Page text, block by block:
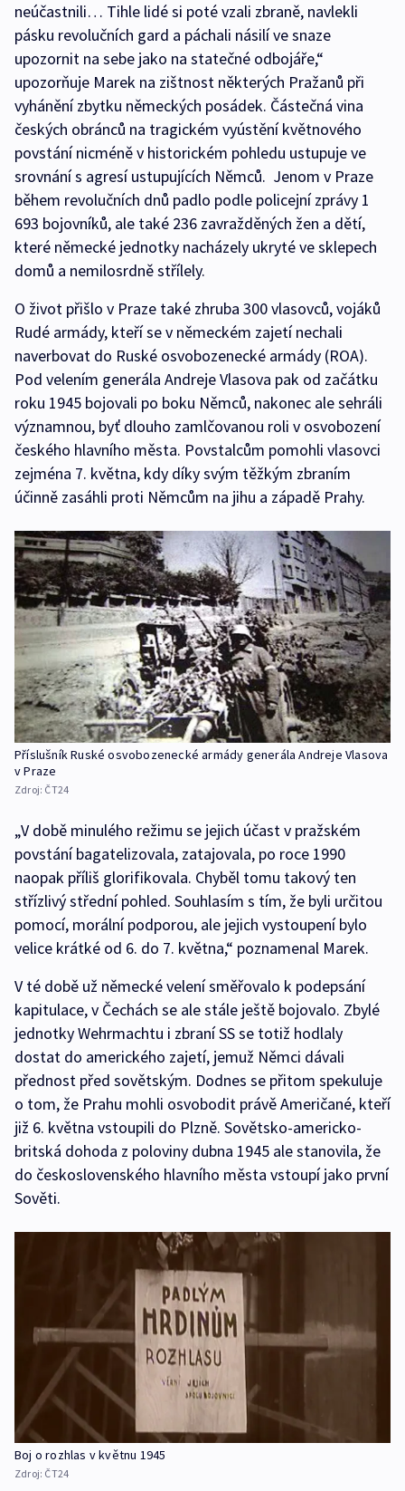
neúčastnili… Tihle lidé si poté vzali zbraně, navlekli
pásku revolučních gard a páchali násilí ve snaze
upozornit na sebe jako na statečné odbojáře,“
upozorňuje Marek na zištnost některých Pražanů při
vyhánění zbytku německých posádek. Částečná vina
českých obránců na tragickém vyústění květnového
povstání nicméně v historickém pohledu ustupuje ve
srovnání s agresí ustupujících Němců. Jenom v Praze
během revolučních dnů padlo podle policejní zprávy 1
693 bojovníků, ale také 236 zavražděných žen a dětí,
které německé jednotky nacházely ukryté ve sklepech
domů a nemilosrdně střílely.
O život přišlo v Praze také zhruba 300 vlasovců, vojáků
Rudé armády, kteří se v německém zajetí nechali
naverbovat do Ruské osvobozenecké armády (ROA).
Pod velením generála Andreje Vlasova pak od začátku
roku 1945 bojovali po boku Němců, nakonec ale sehráli
významnou, byť dlouho zamlčovanou roli v osvobození
českého hlavního města. Povstalcům pomohli vlasovci
zejména 7. května, kdy díky svým těžkým zbraním
účinně zasáhli proti Němcům na jihu a západě Prahy.
Příslušník Ruské osvobozenecké armády generála Andreje Vlasova
v Praze
Zdroj: ČT24
„V době minulého režimu se jejich účast v pražském
povstání bagatelizovala, zatajovala, po roce 1990
naopak příliš glorifikovala. Chyběl tomu takový ten
střízlivý střední pohled. Souhlasím s tím, že byli určitou
pomocí, morální podporou, ale jejich vystoupení bylo
velice krátké od 6. do 7. května,“ poznamenal Marek.
V té době už německé velení směřovalo k podepsání
kapitulace, v Čechách se ale stále ještě bojovalo. Zbylé
jednotky Wehrmachtu i zbraní SS se totiž hodlaly
dostat do amerického zajetí, jemuž Němci dávali
přednost před sovětským. Dodnes se přitom spekuluje
o tom, že Prahu mohli osvobodit právě Američané, kteří
již 6. května vstoupili do Plzně. Sovětsko-americko-
britská dohoda z poloviny dubna 1945 ale stanovila, že
do československého hlavního města vstoupí jako první
Sověti.
Boj o rozhlas v květnu 1945
Zdroj: ČT24